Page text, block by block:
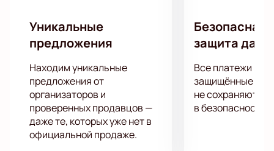
Уникальные
предложения
Находим уникальные
предложения от
организаторов и
проверенных продавцов —
даже те, которых уже нет в
официальной продаже.
Безопасная
защита
Все платежи
защищённые
не сохраняются
в безопасности.